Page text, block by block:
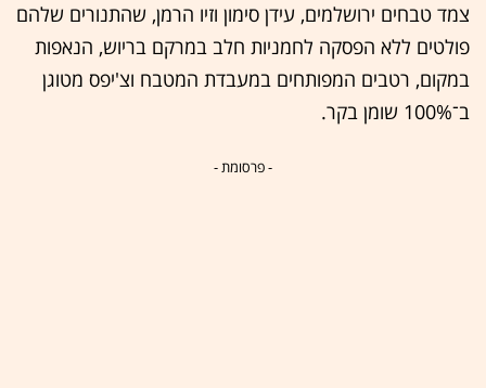
צמד טבחים ירושלמים, עידן סימון וזיו הרמן, שהתנורים שלהם
פולטים ללא הפסקה לחמניות חלב במרקם בריוש, הנאפות
במקום, רטבים המפותחים במעבדת המטבח וצ'יפס מטוגן
ב־100% שומן בקר.
- פרסומת -